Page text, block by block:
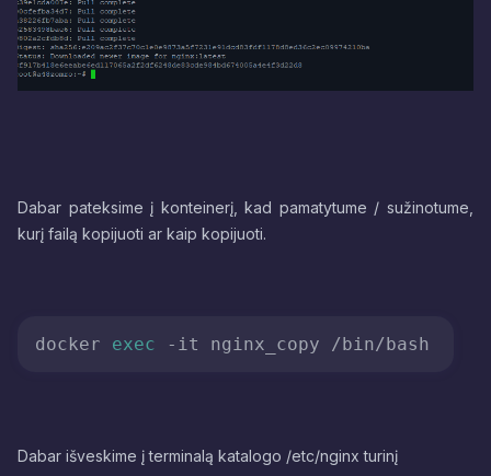
Dabar pateksime į konteinerį, kad pamatytume / sužinotume,
kurį failą kopijuoti ar kaip kopijuoti.
docker exec
Dabar išveskime į terminalą katalogo /etc/nginx turinį